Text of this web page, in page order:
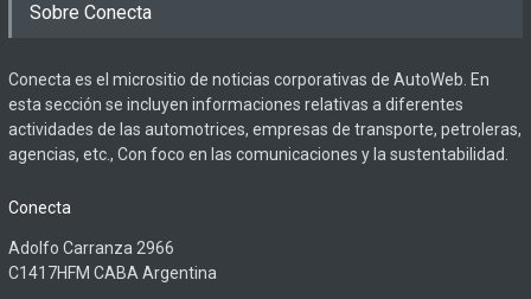
Sobre Conecta
Conecta es el micrositio de noticias corporativas de AutoWeb. En
esta sección se incluyen informaciones relativas a diferentes
actividades de las automotrices, empresas de transporte, petroleras,
agencias, etc., Con foco en las comunicaciones y la sustentabilidad.
Conecta
Adolfo Carranza 2966
C1417HFM CABA Argentina